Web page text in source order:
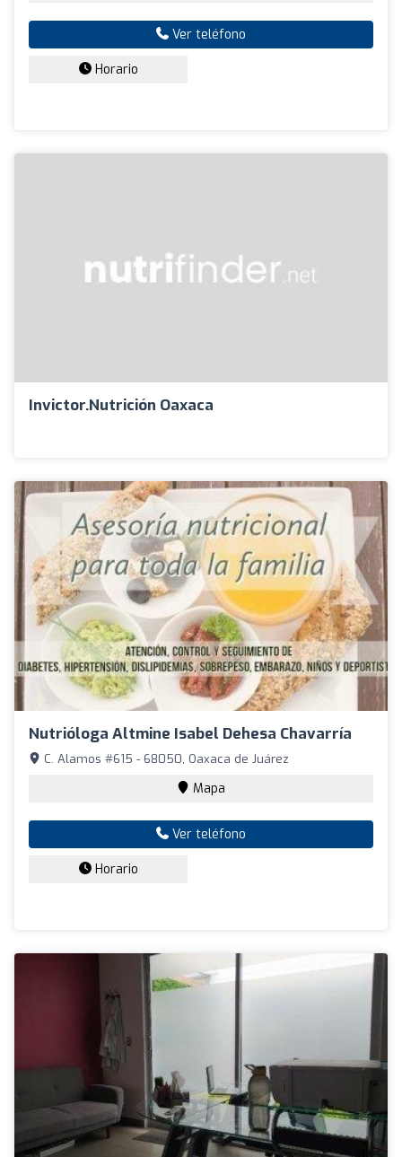
Ver teléfono
Horario
Invictor.Nutrición Oaxaca
Nutrióloga Altmine Isabel Dehesa Chavarría
C. Alamos #615 - 68050, Oaxaca de Juárez
Mapa
Ver teléfono
Horario